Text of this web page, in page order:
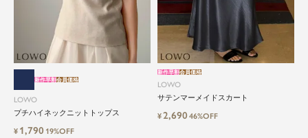
LOWO
プチハイネックニットトップス
新作早割会員価格
¥ 1,790 19%OFF
LOWO
サテンマーメイドスカート
新作早割会員価格
¥2,69046%OFF